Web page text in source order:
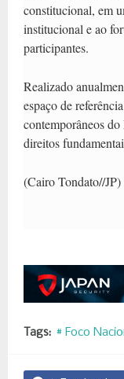
constitucional, em
institucional e ao
participantes.
Realizado
espaço de
contemporâneos
direitos
(Cairo Tondato//JP)
Tags: # Foco